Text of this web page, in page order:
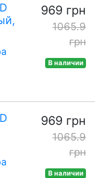
969 грн
1065.9
грн
В наличии
969 грн
1065.9
грн
В наличии